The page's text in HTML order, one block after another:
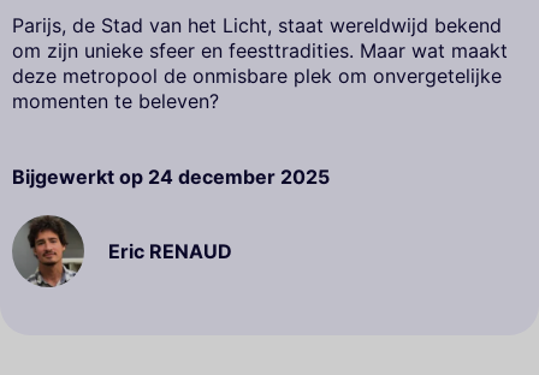
Parijs, de Stad van het Licht, staat wereldwijd bekend
om zijn unieke sfeer en feesttradities. Maar wat maakt
deze metropool de onmisbare plek om onvergetelijke
momenten te beleven?
Bijgewerkt op 24 december 2025
Eric RENAUD